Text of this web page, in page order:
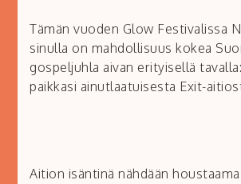
Tämän vuoden Glow Festivalissa
sinulla on mahdollisuus kokea
gospeljuhla aivan erityisellä
paikkasi ainutlaatuisesta Exit-
Aition isäntinä nähdään